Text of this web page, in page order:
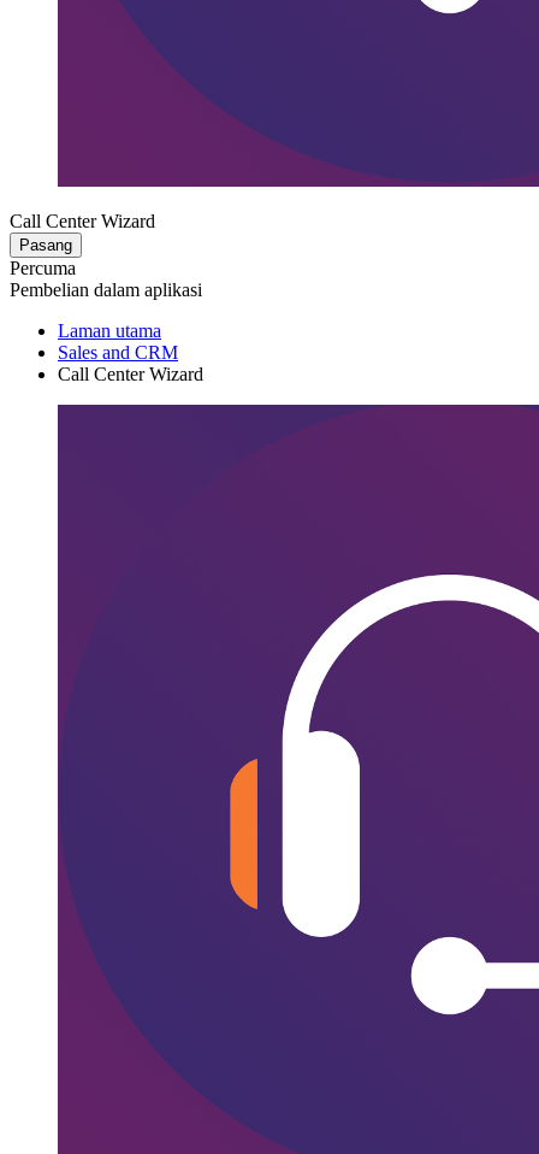
Call Center Wizard
Pasang
Percuma
Pembelian dalam aplikasi
Laman utama
Sales and CRM
Call Center Wizard